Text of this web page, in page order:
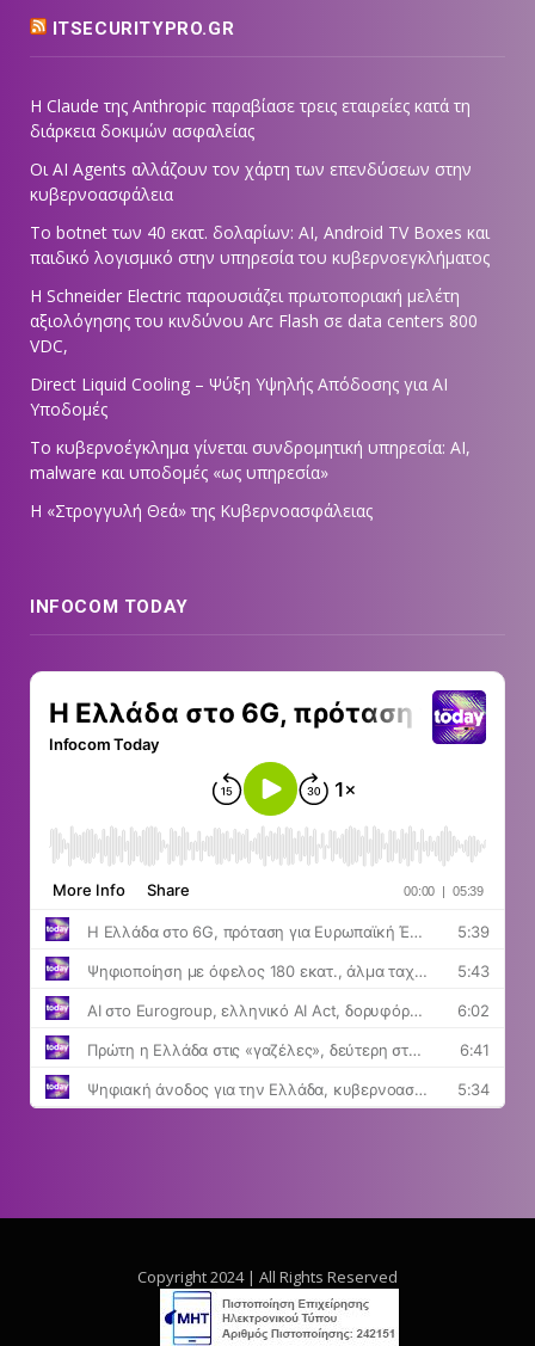
ITSECURITYPRO.GR
Η Claude της Anthropic παραβίασε τρεις εταιρείες κατά τη
διάρκεια δοκιμών ασφαλείας
Οι AI Agents αλλάζουν τον χάρτη των επενδύσεων στην
κυβερνοασφάλεια
Το botnet των 40 εκατ. δολαρίων: AI, Android TV Boxes και
παιδικό λογισμικό στην υπηρεσία του κυβερνοεγκλήματος
Η Schneider Electric παρουσιάζει πρωτοποριακή μελέτη
αξιολόγησης του κινδύνου Arc Flash σε data centers 800
VDC,
Direct Liquid Cooling – Ψύξη Υψηλής Απόδοσης για AI
Υποδομές
Το κυβερνοέγκλημα γίνεται συνδρομητική υπηρεσία: AI,
malware και υποδομές «ως υπηρεσία»
Η «Στρογγυλή Θεά» της Κυβερνοασφάλειας
INFOCOM TODAY
Copyright 2024 | All Rights Reserved